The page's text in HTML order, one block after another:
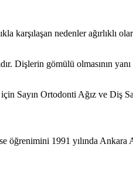
karşılaşan nedenler ağırlıklı
Dişlerin gömülü olmasının
Sayın Ortodonti Ağız ve Diş
1991 yılında Ankara